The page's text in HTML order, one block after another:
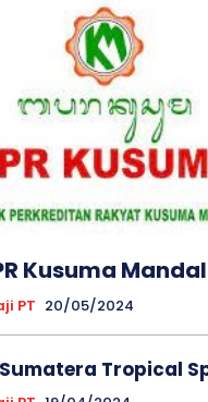
Kusuma
PT 20/05/2024
Tropical